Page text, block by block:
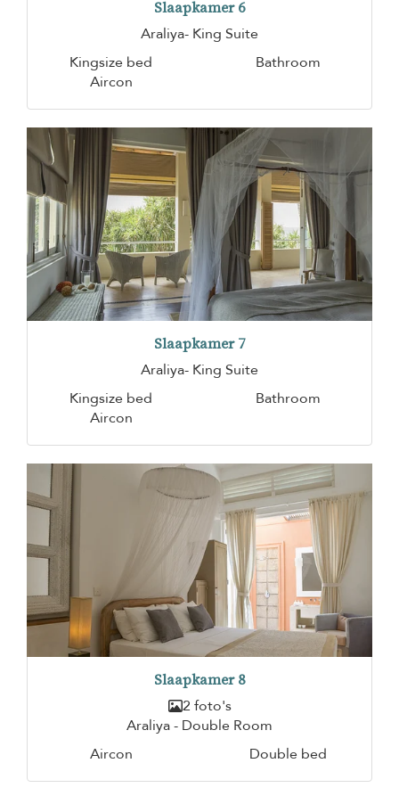
Slaapkamer 6
Araliya- King Suite
Kingsize bed
Bathroom
Aircon
Slaapkamer 7
Araliya- King Suite
Kingsize bed
Bathroom
Aircon
Slaapkamer 8
2 foto's
Araliya - Double Room
Aircon
Double bed